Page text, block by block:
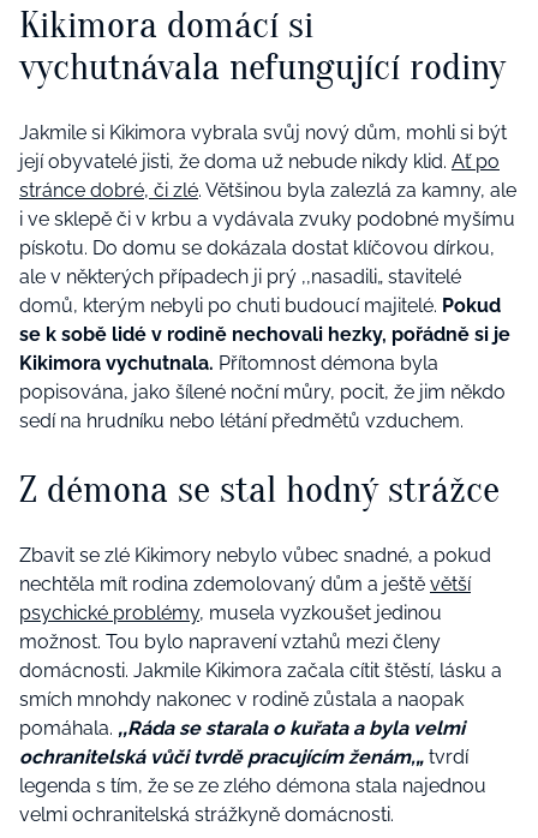
Kikimora domácí si
vychutnávala nefungující rodiny
Jakmile si Kikimora vybrala svůj nový dům, mohli si být
její obyvatelé jisti, že doma už nebude nikdy klid. Ať po
stránce dobré, či zlé. Většinou byla zalezlá za kamny, ale
i ve sklepě či v krbu a vydávala zvuky podobné myšímu
pískotu. Do domu se dokázala dostat klíčovou dírkou,
ale v některých případech ji prý ‚‚nasadili„ stavitelé
domů, kterým nebyli po chuti budoucí majitelé. Pokud
se k sobě lidé v rodině nechovali hezky, pořádně si je
Kikimora vychutnala. Přítomnost démona byla
popisována, jako šílené noční můry, pocit, že jim někdo
sedí na hrudníku nebo létání předmětů vzduchem.
Z démona se stal hodný strážce
Zbavit se zlé Kikimory nebylo vůbec snadné, a pokud
nechtěla mít rodina zdemolovaný dům a ještě větší
psychické problémy, musela vyzkoušet jedinou
možnost. Tou bylo napravení vztahů mezi členy
domácnosti. Jakmile Kikimora začala cítit štěstí, lásku a
smích mnohdy nakonec v rodině zůstala a naopak
pomáhala. ‚‚Ráda se starala o kuřata a byla velmi
ochranitelská vůči tvrdě pracujícím ženám,„ tvrdí
legenda s tím, že se ze zlého démona stala najednou
velmi ochranitelská strážkyně domácnosti.